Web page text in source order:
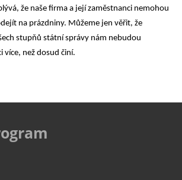
že naše firma a její zaměstnanci nemohou
na prázdniny. Můžeme jen věřit, že
stupňů státní správy nám nebudou
více, než dosud činí.